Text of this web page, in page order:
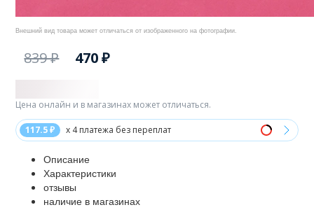
Внешний вид товара может отличаться от изображенного на фотографии.
839 ₽ 470 ₽
117.5 ₽ x 4 платежа без переплат
Цена онлайн и в магазинах может отличаться.
Описание
Характеристики
отзывы
наличие в магазинах